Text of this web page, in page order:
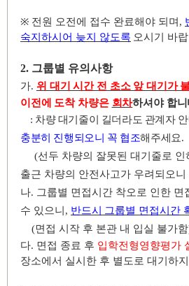
※ 전원 오전에 접수 완료해야 되며 ,
숙지하시어 늦지 않도록 오시기 바
2. 그룹별 유의사항
가. 위 대기 시간 전 초소 앞 대기가
이전에 도착 차량은 회차하셔야 합
: 차량 대기줄이 길더라도 관계자
충분히 진행되오니 꼭 협조해주세요.
(선두 차량의 잘못된 대기줄로 인
출근 차량의 안전사고가 우려되오
나. 그룹별 면접시간 착오로 인한 면
수 있으니 , 반드시 그룹별 면접시간
(면접 시작 후 본관 내 입실 불가함
다. 면접 종료 후 입학전형영향평가
장소에서 실시한 후 별도로 대기하